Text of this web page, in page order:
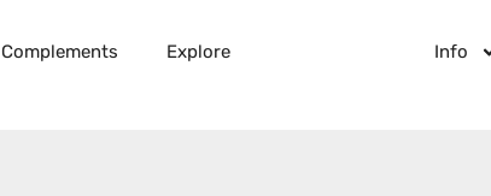
Complements Explore Info